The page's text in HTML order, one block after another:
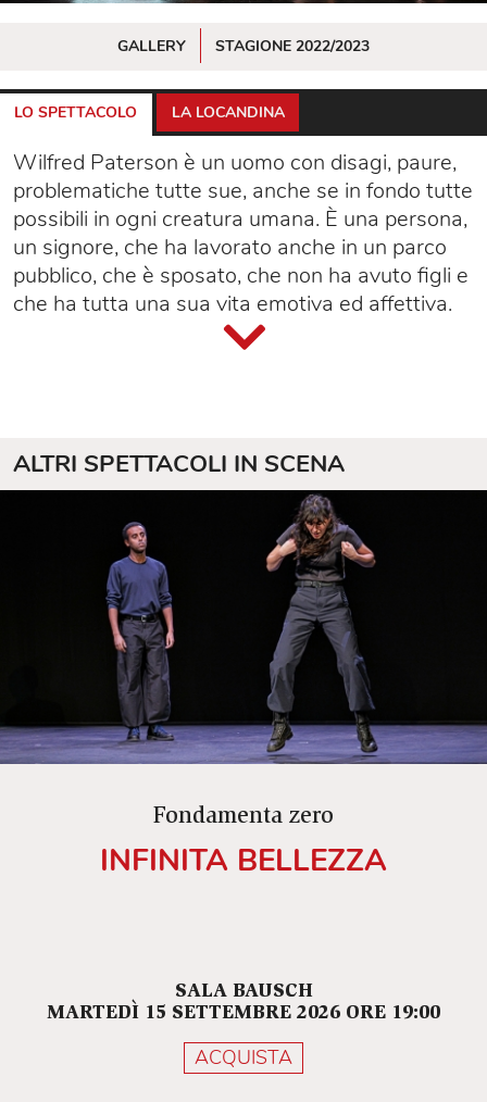
GALLERY STAGIONE 2022/2023
LO SPETTACOLO LA LOCANDINA
Wilfred Paterson è un uomo con disagi, paure,
problematiche tutte sue, anche se in fondo tutte
possibili in ogni creatura umana. È una persona,
un signore, che ha lavorato anche in un parco
pubblico, che è sposato, che non ha avuto figli e
che ha tutta una sua vita emotiva ed affettiva.
Bennett non giudica, non condanna, non
ALTRI SPETTACOLI IN SCENA
Fondamenta zero
INFINITA BELLEZZA
SALA BAUSCH
MARTEDÌ 15 SETTEMBRE 2026 ORE 19:00
ACQUISTA